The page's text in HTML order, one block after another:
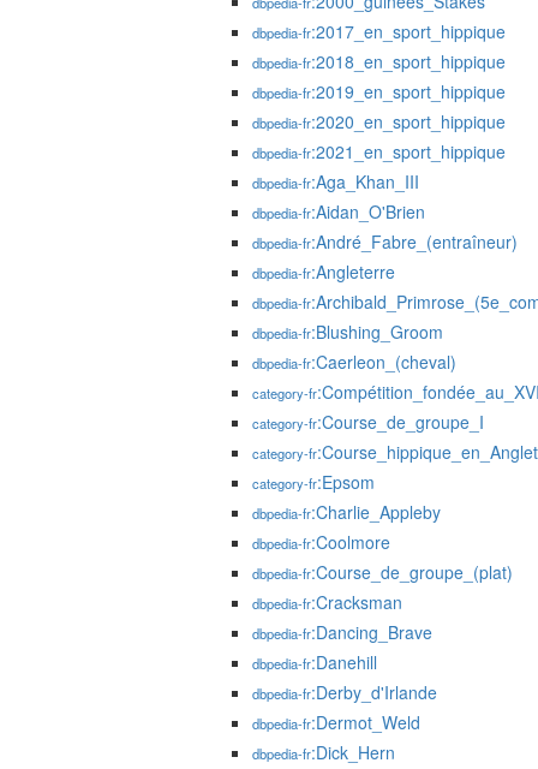
dbpedia-fr:2017_en_sport_hippique
dbpedia-fr:2018_en_sport_hippique
dbpedia-fr:2019_en_sport_hippique
dbpedia-fr:2020_en_sport_hippique
dbpedia-fr:2021_en_sport_hippique
dbpedia-fr:Aga_Khan_III
dbpedia-fr:Aidan_O'Brien
dbpedia-fr:André_Fabre_(entraîneur)
dbpedia-fr:Angleterre
dbpedia-fr
dbpedia-fr:Blushing_Groom
dbpedia-fr:Caerleon_(cheval)
category-fr
category-fr:Course_de_groupe_I
category-fr
category-fr:Epsom
dbpedia-fr:Charlie_Appleby
dbpedia-fr:Coolmore
dbpedia-fr:Course_de_groupe_(plat)
dbpedia-fr:Cracksman
dbpedia-fr:Dancing_Brave
dbpedia-fr:Danehill
dbpedia-fr:Derby_d'Irlande
dbpedia-fr:Dermot_Weld
dbpedia-fr:Dick_Hern